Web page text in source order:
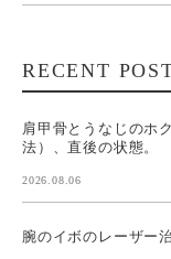
RECENT
肩甲骨とうなじのホ
法）、直後の状態。
2026.08.06
腕のイボのレーザー